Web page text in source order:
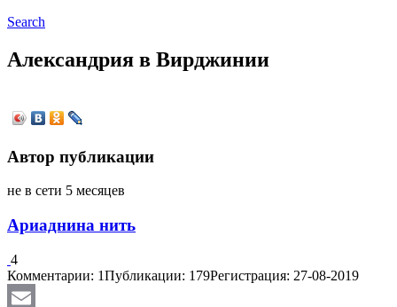
Search
Александрия в Вирджинии
Автор публикации
не в сети 5 месяцев
Ариаднина нить
4
Комментарии: 1Публикации: 179Регистрация: 27-08-2019